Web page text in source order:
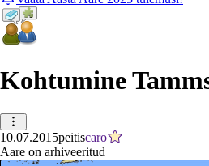
Kohtumine
10.07.2015peitiscaro
Aare on arhiveeritud